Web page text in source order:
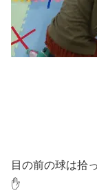
目の前の球は拾
✋